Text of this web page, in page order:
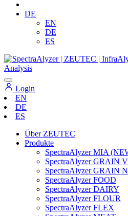
DE
EN
DE
ES
Login
EN
DE
ES
Über ZEUTEC
Produkte
SpectraAlyzer MIA
SpectraAlyzer GRAIN
SpectraAlyzer GRAIN
SpectraAlyzer FOOD
SpectraAlyzer DAIRY
SpectraAlyzer FLOUR
SpectraAlyzer FLEX